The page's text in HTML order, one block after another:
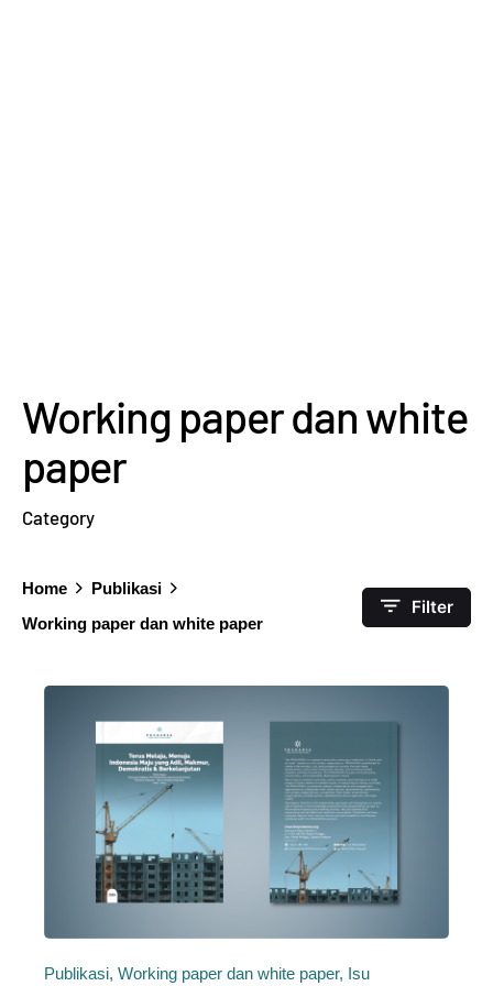
Working paper dan white
paper
Category
Home
Publikasi
Working paper dan white paper
Filter
Publikasi Working paper dan white paper Isu